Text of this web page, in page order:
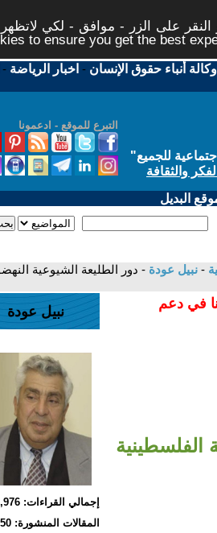
على الزر - موافق - لكي
to ensure you get the best
وكالة أنباء حقوق الإنسان - اخبار الرياضة -
التبرع للموقع - ادعمونا
للجميع"
والثقافة
البديل
- نبيل عودة - دور الطليعة الشيوعية
في دعم
الفلسطينية
نبيل عودة
إجمالي القراءات: 8,128,976
المقالات المنشورة: 1,250